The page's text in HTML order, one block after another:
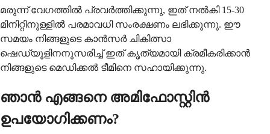
മരുന്ന് വേഗത്തിൽ പ്രവർത്തിക്കുന്നു, ഇത് നൽകി 15-30
മിനിറ്റിനുള്ളിൽ പരമാവധി സംരക്ഷണം ലഭിക്കുന്നു. ഈ
സമയം നിങ്ങളുടെ കാൻസർ ചികിത്സാ
ഷെഡ്യൂളിനനുസരിച്ച് ഇത് കൃത്യമായി ക്രമീകരിക്കാൻ
നിങ്ങളുടെ മെഡിക്കൽ ടീമിനെ സഹായിക്കുന്നു.
ഞാൻ എങ്ങനെ അമിഫോസ്റ്റിൻ
ഉപയോഗിക്കണം?